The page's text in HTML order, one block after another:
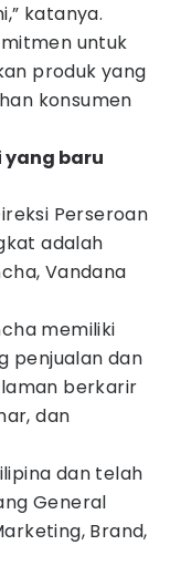
katanya.
untuk
produk yang
konsumen
yang baru
Perseroan
adalah
Vandana
memiliki
penjualan dan
berkarir
dan
dan telah
General
Brand,